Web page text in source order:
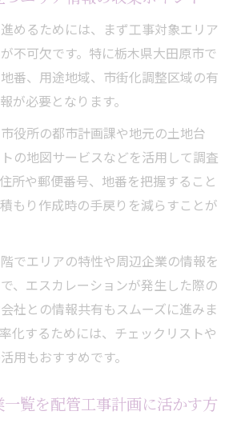
めるためには、まず工事対象エリア
不可欠です。特に栃木県大田原市で
番、用途地域、市街化調整区域の有
が必要となります。
役所の都市計画課や地元の土地台
の地図サービスなどを活用して調査
所や郵便番号、地番を把握すること
もり作成時の手戻りを減らすことが
でエリアの特性や周辺企業の情報を
、エスカレーションが発生した際の
社との情報共有もスムーズに進みま
化するためには、チェックリストや
用もおすすめです。
覧を配管工事計画に活かす方